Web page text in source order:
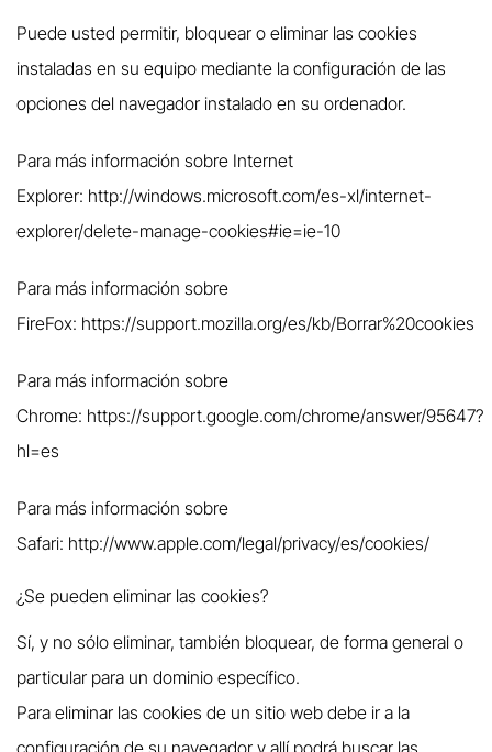
Puede usted permitir, bloquear o eliminar las cookies
instaladas en su equipo mediante la configuración de las
opciones del navegador instalado en su ordenador.
Para más información sobre Internet
Explorer: http://windows.microsoft.com/es-xl/internet-
explorer/delete-manage-cookies#ie=ie-10
Para más información sobre
FireFox: https://support.mozilla.org/es/kb/Borrar%20cookies
Para más información sobre
Chrome: https://support.google.com/chrome/answer/95647?
hl=es
Para más información sobre
Safari: http://www.apple.com/legal/privacy/es/cookies/
¿Se pueden eliminar las cookies?
Sí, y no sólo eliminar, también bloquear, de forma general o
particular para un dominio específico.
Para eliminar las cookies de un sitio web debe ir a la